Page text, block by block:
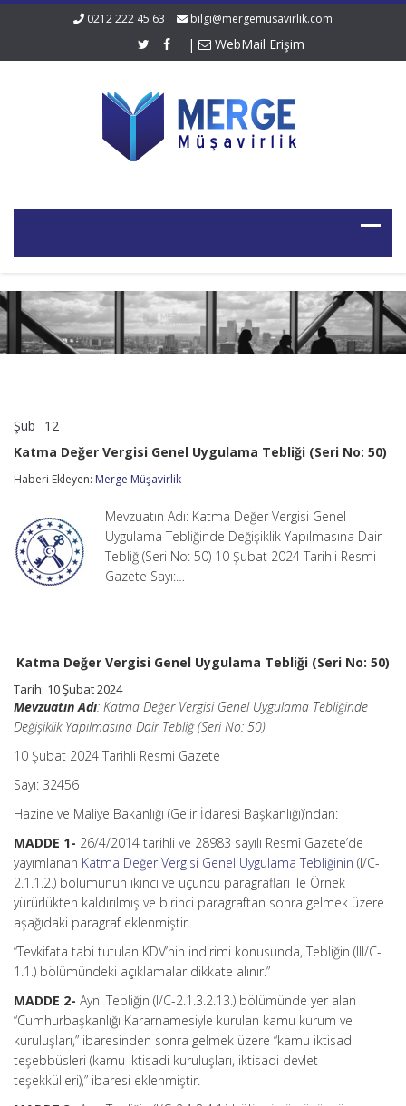
0212 222 45 63 bilgi@mergemusavirlik.com
| WebMail Erişim
Şub 12
Vergisi
Genel
Uygulama
No:
50)
için
Katma Değer Vergisi Genel Uygulama Tebliği (Seri No: 50)
Haberi Ekleyen: Merge Müşavirlik
Mevzuatın Adı: Katma Değer Vergisi Genel
Uygulama Tebliğinde Değişiklik Yapılmasına Dair
Tebliğ (Seri No: 50) 10 Şubat 2024 Tarihli Resmi
Gazete Sayı:…
Katma Değer Vergisi Genel Uygulama Tebliği (Seri No: 50)
Tarih: 10 Şubat 2024
Mevzuatın Adı: Katma Değer Vergisi Genel Uygulama Tebliğinde
Değişiklik Yapılmasına Dair Tebliğ (Seri No: 50)
10 Şubat 2024 Tarihli Resmi Gazete
Sayı: 32456
Hazine ve Maliye Bakanlığı (Gelir İdaresi Başkanlığı)’ndan:
MADDE 1- 26/4/2014 tarihli ve 28983 sayılı Resmî Gazete’de
yayımlanan Katma Değer Vergisi Genel Uygulama Tebliğinin (I/C-
2.1.1.2.) bölümünün ikinci ve üçüncü paragrafları ile Örnek
yürürlükten kaldırılmış ve birinci paragraftan sonra gelmek üzere
aşağıdaki paragraf eklenmiştir.
“Tevkifata tabi tutulan KDV’nin indirimi konusunda, Tebliğin (III/C-
1.1.) bölümündeki açıklamalar dikkate alınır.”
MADDE 2- Aynı Tebliğin (I/C-2.1.3.2.13.) bölümünde yer alan
“Cumhurbaşkanlığı Kararnamesiyle kurulan kamu kurum ve
kuruluşları,” ibaresinden sonra gelmek üzere “kamu iktisadi
teşebbüsleri (kamu iktisadi kuruluşları, iktisadi devlet
teşekkülleri),” ibaresi eklenmiştir.